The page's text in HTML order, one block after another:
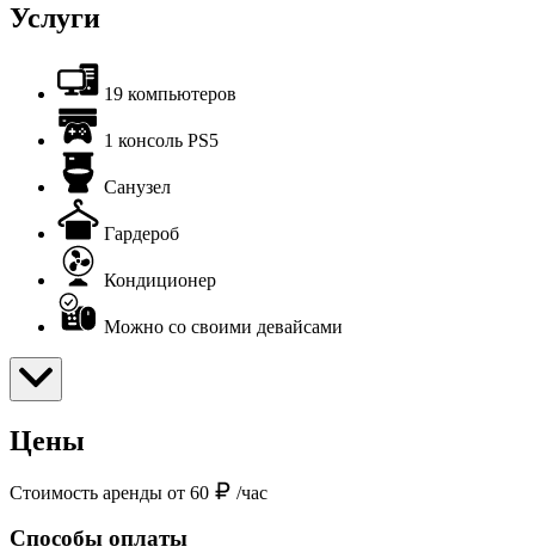
Услуги
19 компьютеров
1 консоль PS5
Санузел
Гардероб
Кондиционер
Можно со своими девайсами
Цены
Стоимость аренды от 60 /час
Способы оплаты